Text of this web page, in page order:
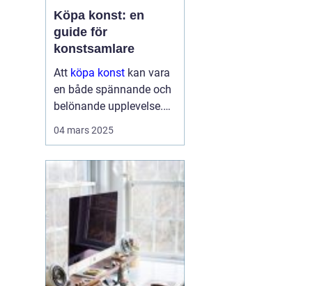
Köpa konst: en
guide för
konstsamlare
Att köpa konst kan vara
en både spännande och
belönande upplevelse.
att investera i något som
u...
04 mars 2025